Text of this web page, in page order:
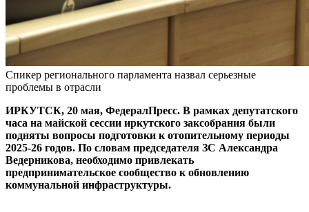
Спикер регионального парламента назвал серьезные
проблемы в отрасли
ИРКУТСК, 20 мая, ФедералПресс. В рамках депутатского
часа на майской сессии иркутского заксобрания были
подняты вопросы подготовки к отопительному периоды
2025-26 годов. По словам председателя ЗС Александра
Ведерникова, необходимо привлекать
предпринимательское сообщество к обновлению
коммунальной инфраструктуры.